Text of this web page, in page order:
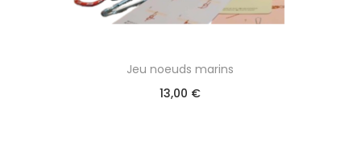
Jeu noeuds marins
13,00 €